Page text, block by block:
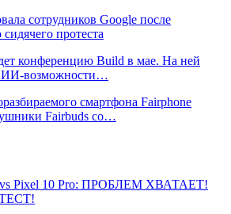
сотрудников Google после
протеста
конференцию Build в мае. На ней
ИИ-возможности…
смартфона Fairphone
Fairbuds со…
vs Pixel 10 Pro: ПРОБЛЕМ ХВАТАЕТ!